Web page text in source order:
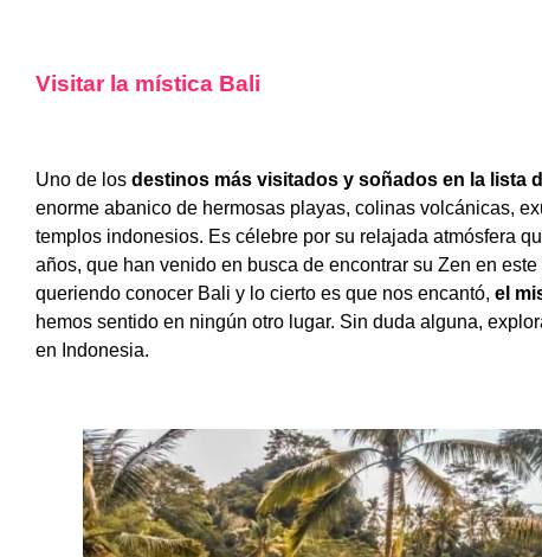
Visitar la mística Bali
Uno de los destinos más visitados y soñados en la lista
enorme abanico de hermosas playas, colinas volcánicas,
templos indonesios. Es célebre por su relajada atmósfera
años, que han venido en busca de encontrar su Zen en
queriendo conocer Bali y lo cierto es que nos encantó, el
hemos sentido en ningún otro lugar. Sin duda alguna,
en Indonesia.